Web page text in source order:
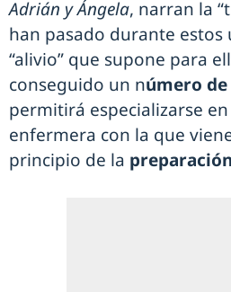
Adrián y Ángela, narran la
han pasado durante estos
“alivio” que supone para
conseguido un número
permitirá especializarse
enfermera con la que
principio de la